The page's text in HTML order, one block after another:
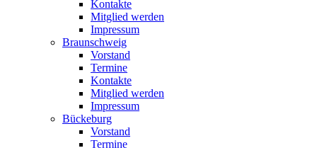
Kontakte
Mitglied werden
Impressum
Braunschweig
Vorstand
Termine
Kontakte
Mitglied werden
Impressum
Bückeburg
Vorstand
Termine